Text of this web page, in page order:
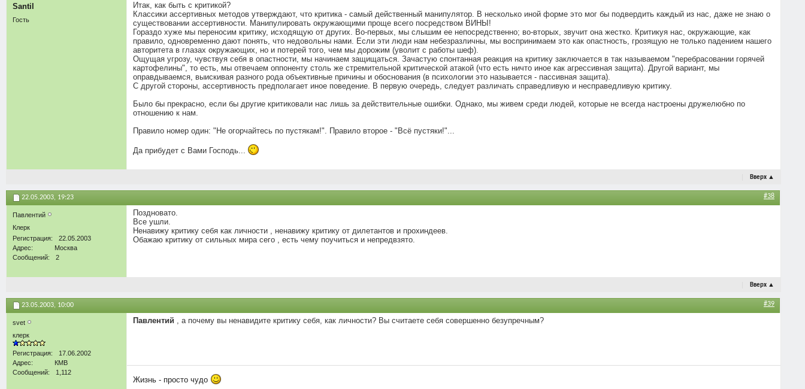
Santil
Гость
Итак, как быть с критикой?
Классики ассертивных методов утверждают, что критика - самый действенный манипулятор. В несколько иной форме это мог бы подвердить каждый из нас, даже не знаю о
существовании ассертивности. Манипулировать окружающими проще всего посредством ВИНЫ!
Гораздо хуже мы переносим критику, исходящую от других. Во-первых, мы слышим ее непосредственно; во-вторых, звучит она жестко. Критикуя нас, окружающие, как
правило, одновременно дают понять, что недовольны нами. Если эти люди нам небезразличны, мы воспринимаем это как опастность, грозящую не только падением нашего
авторитета в глазах окружающих, но и потерей того, чем мы дорожим (уволит с работы шеф).
Ощущая угрозу, чувствуя себя в опастности, мы начинаем защищаться. Зачастую спонтанная реакция на критику заключается в так называемом "перебрасовании горячей
картофелины", то есть, мы отвечаем оппоненту столь же стремительной критической атакой (что есть ничто иное как агрессивная защита). Другой вариант, мы
оправдываемся, выискивая разного рода объективные причины и обоснования (в психологии это называется - пассивная защита).
С другой стороны, ассертивность предполагает иное поведение. В первую очередь, следует различать справедливую и несправедливую критику.
Было бы прекрасно, если бы другие критиковали нас лишь за действительные ошибки. Однако, мы живем среди людей, которые не всегда настроены дружелюбно по
отношению к нам.
Правило номер один: "Не огорчайтесь по пустякам!". Правило второе - "Всё пустяки!"...
Да прибудет с Вами Господь...
Вверх ▲
22.05.2003, 19:23 #38
Павлентий
Клерк
Регистрация
22.05.2003
Адрес
Москва
Сообщений
2
Поздновато.
Все ушли.
Ненавижу критику себя как личности , ненавижу критику от дилетантов и прохиндеев.
Обажаю критику от сильных мира сего , есть чему поучиться и непредвзято.
Вверх ▲
23.05.2003, 10:00 #39
svet
клерк
Регистрация
17.06.2002
Адрес
КМВ
Сообщений
1,112
Павлентий , а почему вы ненавидите критику себя, как личности? Вы считаете себя совершенно безупречным?
Жизнь - просто чудо